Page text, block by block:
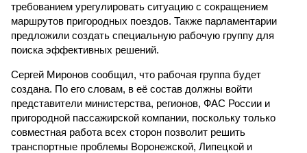
требованием урегулировать ситуацию с сокращением
маршрутов пригородных поездов. Также парламентарии
предложили создать специальную рабочую группу для
поиска эффективных решений.
Сергей Миронов сообщил, что рабочая группа будет
создана. По его словам, в её состав должны войти
представители министерства, регионов, ФАС России и
пригородной пассажирской компании, поскольку только
совместная работа всех сторон позволит решить
транспортные проблемы Воронежской, Липецкой и